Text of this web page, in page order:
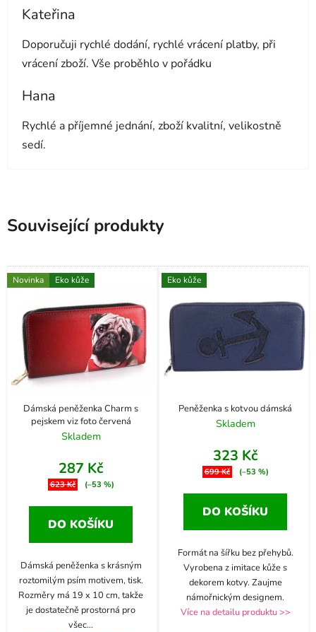
Kateřina
Doporučuji rychlé dodání, rychlé vrácení platby, při
vrácení zboží. Vše proběhlo v pořádku
Hana
Rychlé a příjemné jednání, zboží kvalitní, velikostně
sedí.
Související produkty
Novinka Eko kůže
Dámská peněženka Charm s
pejskem viz foto červená
Skladem
287 Kč
623 Kč (–53 %)
DO KOŠÍKU
Dámská peněženka s krásným
roztomilým psím motivem, tisk.
Rozměry má 19 x 10 cm, takže
je dostatečně prostorná pro
všec...
Eko kůže
Peněženka s kotvou dámská
Skladem
323 Kč
699 Kč (–53 %)
DO KOŠÍKU
Formát na šířku bez přehybů.
Vyrobena z imitace kůže s
dekorem kotvy. Zaujme
námořnickým designem.
Více na detailu produktu >>